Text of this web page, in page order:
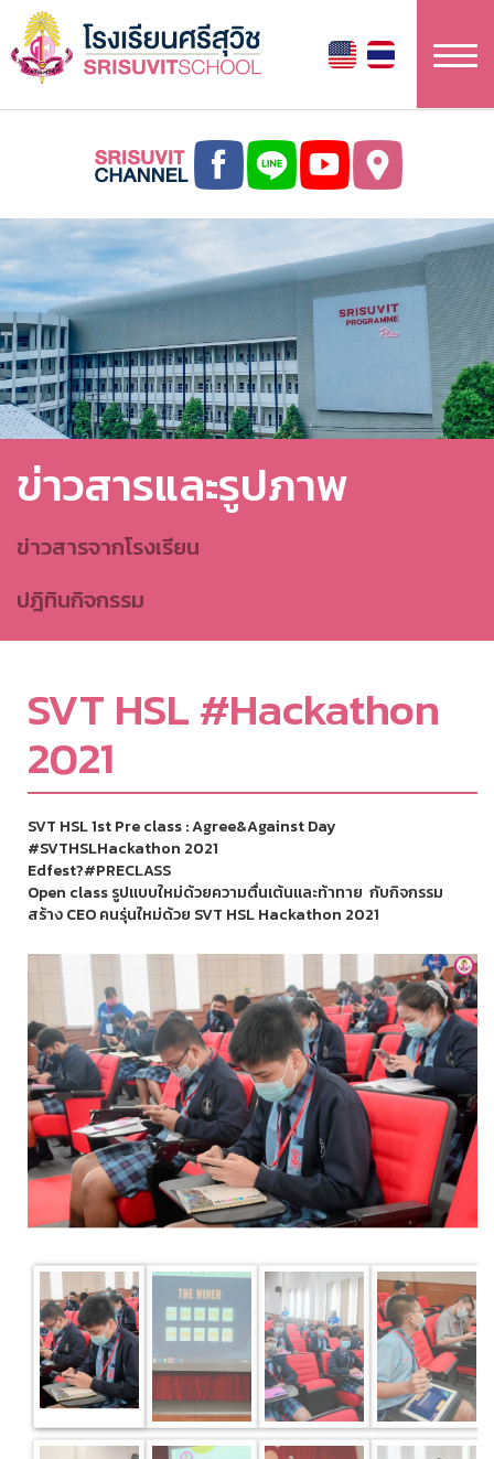
ยัง
เนื้อหา
ข่าวสารและรูปภาพ
ข่าวสารจากโรงเรียน
ปฎิทินกิจกรรม
SVT HSL #Hackathon
2021
SVT HSL 1st Pre class : Agree&Against Day
#SVTHSLHackathon 2021
Edfest?#PRECLASS
Open class รูปแบบใหม่ด้วยความตื่นเต้นและท้าทาย กับกิจกรรม
สร้าง CEO คนรุ่นใหม่ด้วย SVT HSL Hackathon 2021